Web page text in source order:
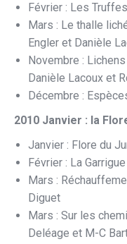
Février : Les
Mars : Le thalle
Engler et Danièle
Novembre :
Danièle Lacoux et
Décembre :
2010 Janvier : la
Janvier : Flore du
Février : La
Mars :
Diguet
Mars : Sur les
Deléage et M-C